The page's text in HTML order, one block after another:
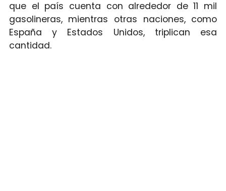
que el país cuenta con alrededor de 11 mil
gasolineras, mientras otras naciones, como
España y Estados Unidos, triplican esa
cantidad.